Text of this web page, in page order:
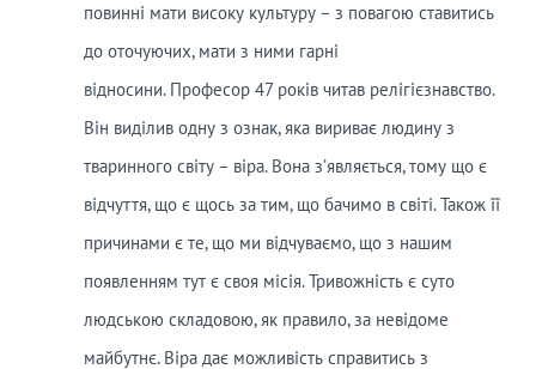
повинні мати високу культуру – з повагою ставитись
до оточуючих, мати з ними гарні
відносини. Професор 47 років читав релігієзнавство.
Він виділив одну з ознак, яка вириває людину з
тваринного світу – віра. Вона з’являється, тому що є
відчуття, що є щось за тим, що бачимо в світі. Також її
причинами є те, що ми відчуваємо, що з нашим
появленням тут є своя місія. Тривожність є суто
людською складовою, як правило, за невідоме
майбутнє. Віра дає можливість справитись з